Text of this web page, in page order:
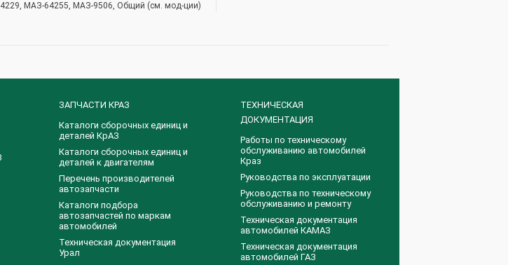
МАЗ-64255, МАЗ-9506, Общий (см. мод-ции)
ЗАПЧАСТИ КРАЗ
Каталоги сборочных единиц и
деталей КрАЗ
​Каталоги сборочных единиц и
деталей к двигателям
Перечень производителей
автозапчасти
Каталоги подбора
автозапчастей по маркам
автомобилей
Техническая документация
Урал
ТЕХНИЧЕСКАЯ
ДОКУМЕНТАЦИЯ
Работы по техническому
обслуживанию автомобилей
Краз
Руководства по эксплуатации
Руководства по техническому
обслуживанию и ремонту
Техническая документация
автомобилей КАМАЗ
Техническая документация
автомобилей ГАЗ